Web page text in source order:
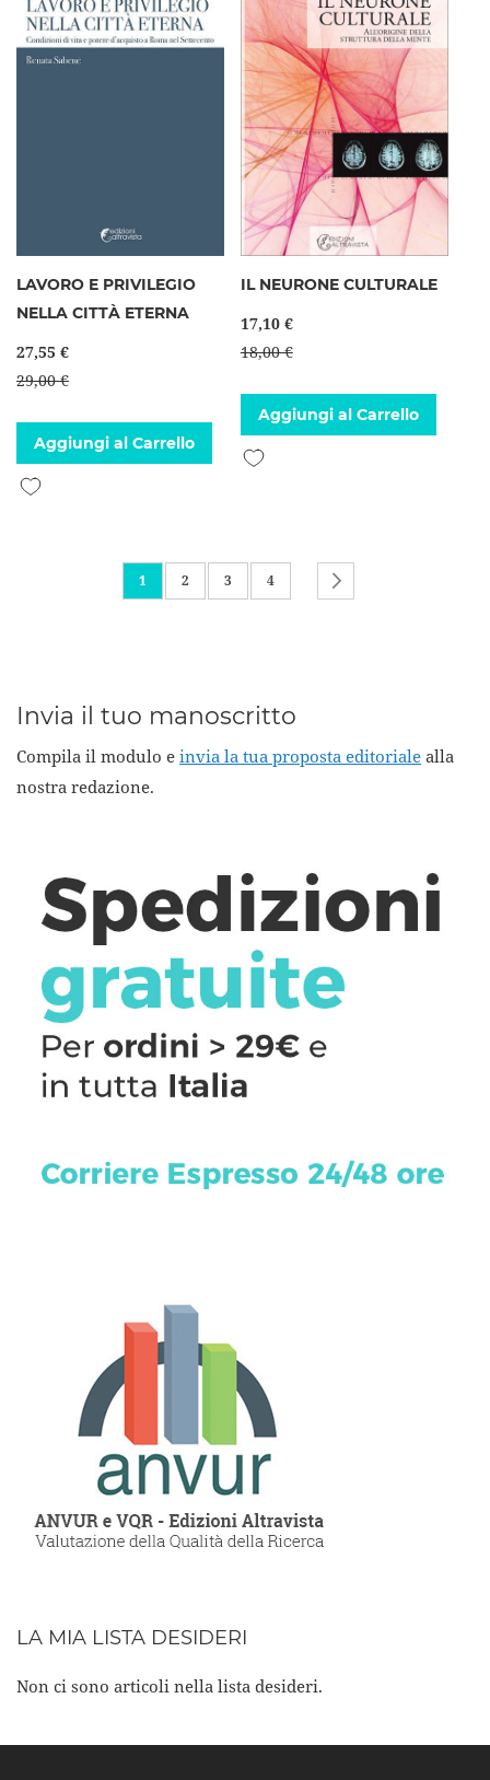
LAVORO E PRIVILEGIO
NELLA CITTÀ ETERNA
27,55 €
29,00 €
Aggiungi al Carrello
Aggiungi alla lista desideri
IL NEURONE CULTURALE
17,10 €
18,00 €
Aggiungi al Carrello
Aggiungi alla lista desideri
Pagina
Attualmente stai leggendo la pagina
1 Pagina
2 Pagina
3 Pagina
4
Invia il tuo manoscritto
Compila il modulo e invia la tua proposta editoriale alla
nostra redazione.
LA MIA LISTA DESIDERI
Non ci sono articoli nella lista desideri.